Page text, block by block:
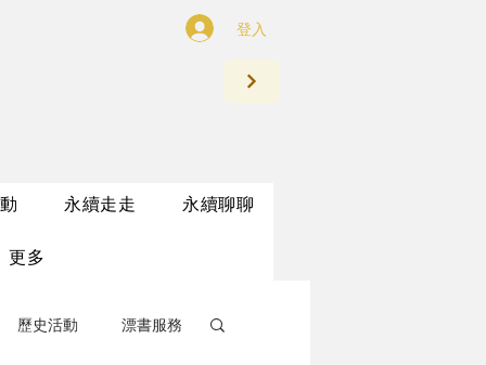
登入
永續走走 永續聊聊
更多
歷史活動 漂書服務